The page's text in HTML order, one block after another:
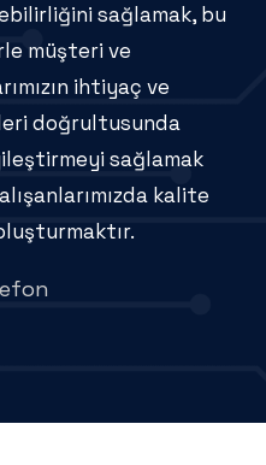
sağlamak, bu
müşteri ve
ihtiyaç ve
doğrultusunda
sağlamak
kalite